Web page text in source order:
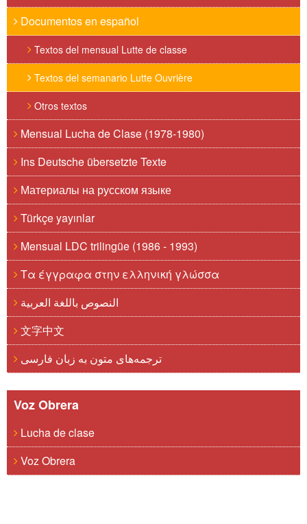
Documentos en español
Textos del mensual Lutte de classe
Textos del semanario Lutte Ouvrière
Otros textos
Mensual Lucha de Clase (1978-1980)
Ins Deutsche übersetzte Texte
Материалы на русском языке
Türkçe yayınlar
Mensual LDC trilingüe (1986 - 1993)
Τα έγγραφα στην ελληνική γλώσσα
النصوص باللغة العربية
文字中文
ترجمه‌های متون به زبان فارسی
Voz Obrera
Lucha de clase
Voz Obrera